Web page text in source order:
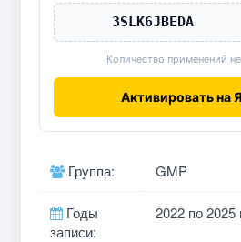
3SLK6JBEDA
Количество применений
Активировать на
Группа: GMP
Годы
записи:
2022 по 2025